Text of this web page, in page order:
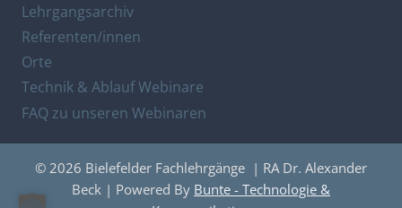
Lehrgangsarchiv
Referenten/innen
Orte
Technik & Ablauf Webinare
FAQ zu unseren Webinaren
© 2026 Bielefelder Fachlehrgänge | RA Dr. Alexander
Beck | Powered By Bunte - Technologie &